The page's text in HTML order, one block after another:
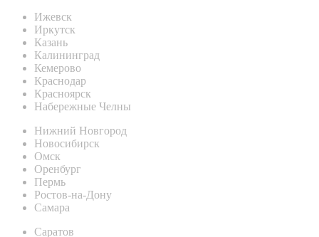
Ижевск
Иркутск
Казань
Калининград
Кемерово
Краснодар
Красноярск
Набережные Челны
Нижний Новгород
Новосибирск
Омск
Оренбург
Пермь
Ростов-на-Дону
Самара
Саратов